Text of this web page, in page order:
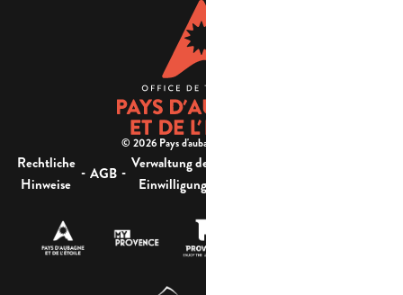
© 2026 Pays d'aubagne et de l'étoile -
Rechtliche
Hinweise
- AGB - Verwaltung der
Einwilligung